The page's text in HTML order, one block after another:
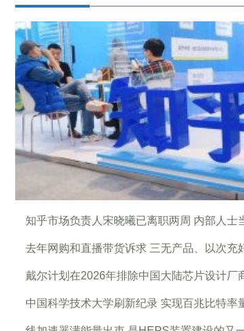
知乎市场负责人宋晓曦已离职两周 内部人士
去年网购和直播带货诉求 三无产品、以次充
戴尔计划在2026年排除中国大陆芯片设计厂
中国科学技术大学刷新纪录 实现百兆比特率